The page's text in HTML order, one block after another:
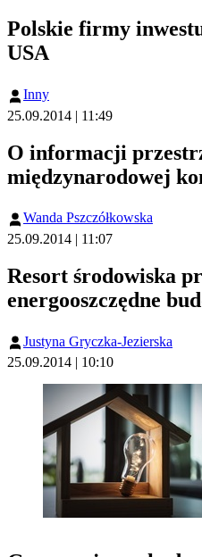
Polskie firmy
USA
Inny
25.09.2014 | 11:49
O informacji
międzynarodowej
Wanda Pszczółkowska
25.09.2014 | 11:07
Resort środowiska
energooszczędne
Justyna Gryczka-Jezierska
25.09.2014 | 10:10